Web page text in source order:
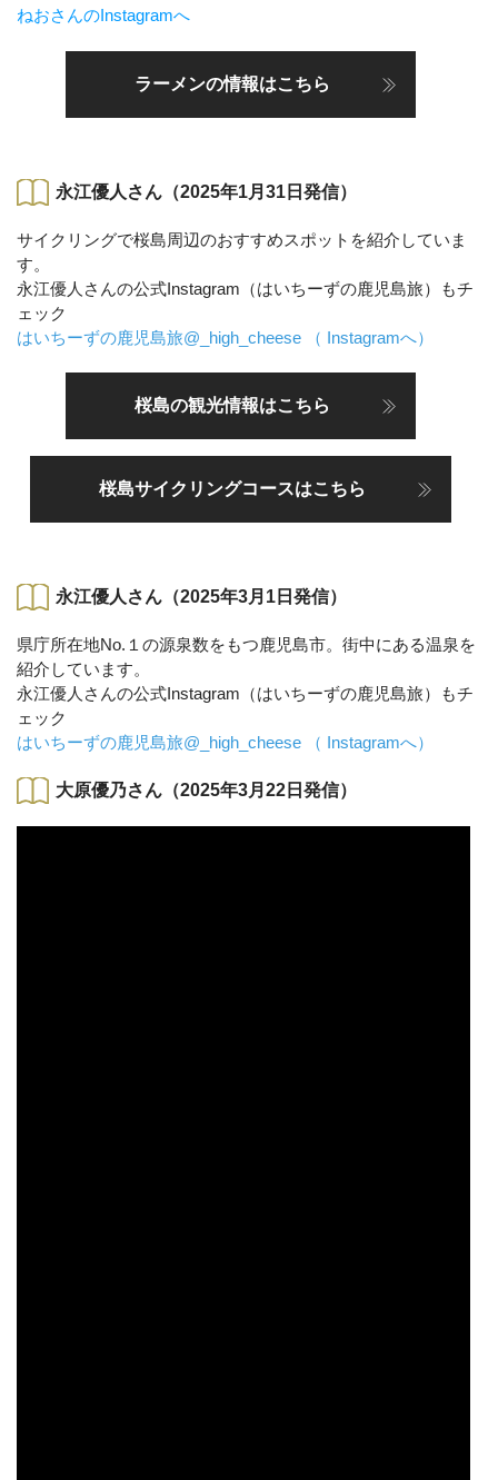
ねおさんのInstagramへ
ラーメンの情報はこちら
永江優人さん（2025年1月31日発信）
サイクリングで桜島周辺のおすすめスポットを紹介していま
す。
永江優人さんの公式Instagram（はいちーずの鹿児島旅）もチ
ェック
はいちーずの鹿児島旅@_high_cheese （ Instagramへ）
桜島の観光情報はこちら
桜島サイクリングコースはこちら
永江優人さん（2025年3月1日発信）
県庁所在地No.１の源泉数をもつ鹿児島市。街中にある温泉を
紹介しています。
永江優人さんの公式Instagram（はいちーずの鹿児島旅）もチ
ェック
はいちーずの鹿児島旅@_high_cheese （ Instagramへ）
大原優乃さん（2025年3月22日発信）